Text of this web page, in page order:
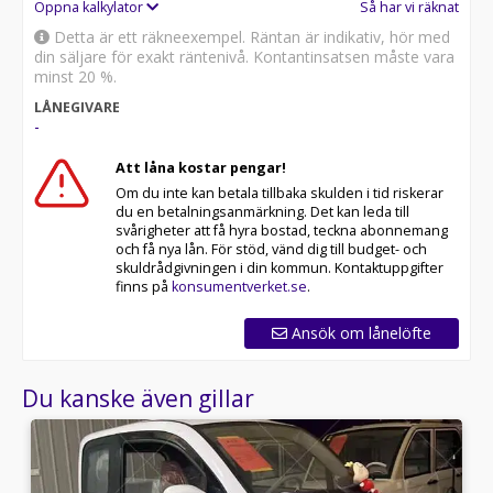
Öppna kalkylator Så har vi räknat
Detta är ett räkneexempel. Räntan är indikativ, hör med
din säljare för exakt räntenivå. Kontantinsatsen måste vara
minst 20 %.
LÅNEGIVARE
-
Att låna kostar pengar!
Om du inte kan betala tillbaka skulden i tid riskerar
du en betalningsanmärkning. Det kan leda till
svårigheter att få hyra bostad, teckna abonnemang
och få nya lån. För stöd, vänd dig till budget- och
skuldrådgivningen i din kommun. Kontaktuppgifter
finns på konsumentverket.se.
Ansök om lånelöfte
Du kanske även gillar